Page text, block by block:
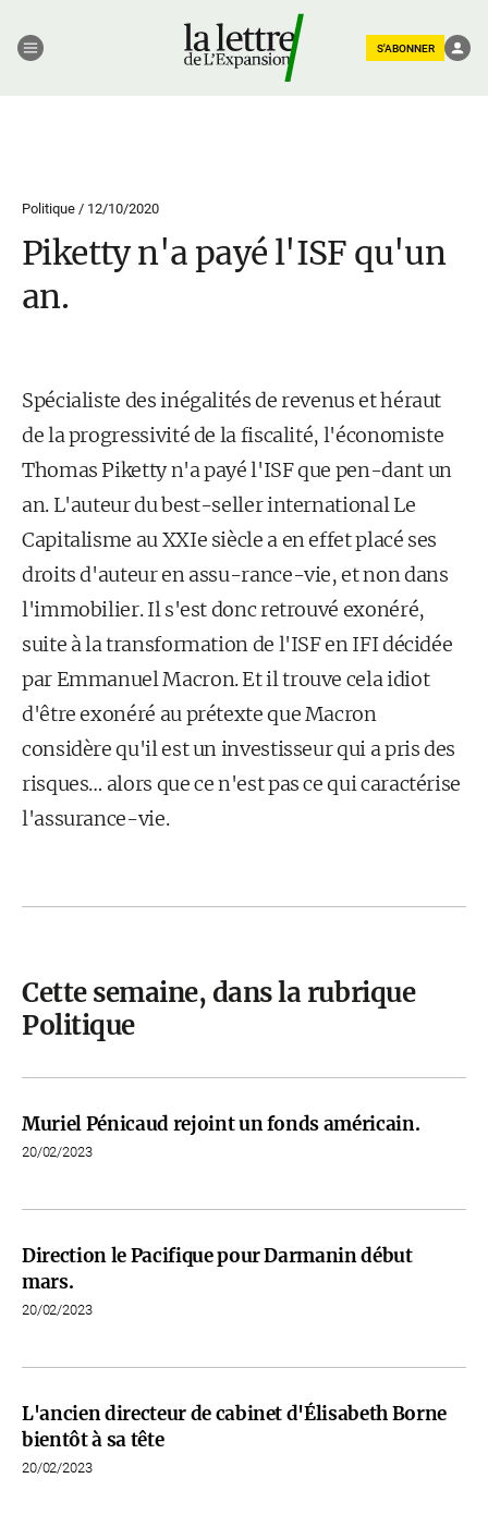
S'ABONNER
Politique / 12/10/2020
Piketty n'a payé l'ISF qu'un
an.
Spécialiste des inégalités de revenus et héraut
de la progressivité de la fiscalité, l'économiste
Thomas Piketty n'a payé l'ISF que pen-dant un
an. L'auteur du best-seller international Le
Capitalisme au XXIe siècle a en effet placé ses
droits d'auteur en assu-rance-vie, et non dans
l'immobilier. Il s'est donc retrouvé exonéré,
suite à la transformation de l'ISF en IFI décidée
par Emmanuel Macron. Et il trouve cela idiot
d'être exonéré au prétexte que Macron
considère qu'il est un investisseur qui a pris des
risques… alors que ce n'est pas ce qui caractérise
l'assurance-vie.
Cette semaine, dans la rubrique
Politique
Muriel Pénicaud rejoint un fonds américain.
20/02/2023
Direction le Pacifique pour Darmanin début
mars.
20/02/2023
L'ancien directeur de cabinet d'Élisabeth Borne
bientôt à sa tête
20/02/2023